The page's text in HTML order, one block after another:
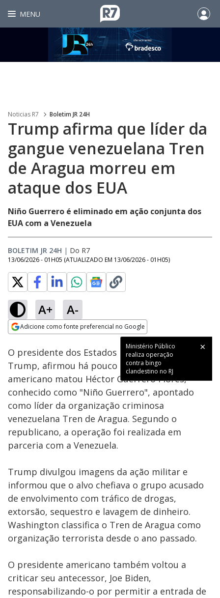
MENU
Noticias R7 Boletim JR 24H
Trump afirma que líder da
gangue venezuelana Tren
de Aragua morreu em
ataque dos EUA
Niño Guerrero é eliminado em ação conjunta dos
EUA com a Venezuela
BOLETIM JR 24H | Do R7
13/06/2026 - 01H05 (ATUALIZADO EM 13/06/2026 - 01H05)
A+ A-
Adicione como fonte preferencial no Google
Ativar
100.00%
O presidente dos Estados Unidos, Donald
Trump, afirmou há pouco que o Exército
americano matou Héctor Guerrero Flores,
conhecido como "Niño Guerrero", apontado
como líder da organização criminosa
venezuelana Tren de Aragua. Segundo o
republicano, a operação foi realizada em
parceria com a Venezuela.
Trump divulgou imagens da ação militar e
informou que o alvo chefiava o grupo acusado
de envolvimento com tráfico de drogas,
extorsão, sequestro e lavagem de dinheiro.
Washington classifica o Tren de Aragua como
organização terrorista desde o ano passado.
O presidente americano também voltou a
criticar seu antecessor, Joe Biden,
responsabilizando-o por permitir a entrada de